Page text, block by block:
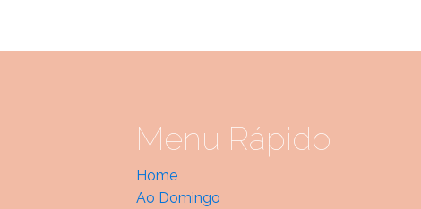
Menu Rápido
Home
Ao Domingo